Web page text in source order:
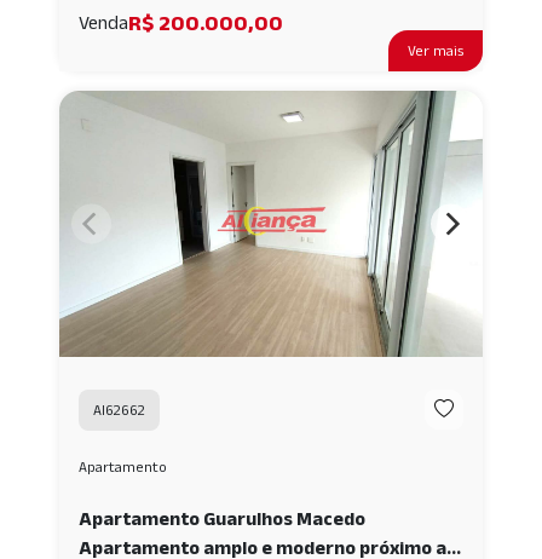
Ver mais
VendaR$ 200.000,00
AI62662
Apartamento
Apartamento Guarulhos Macedo
Apartamento amplo e moderno próximo ao